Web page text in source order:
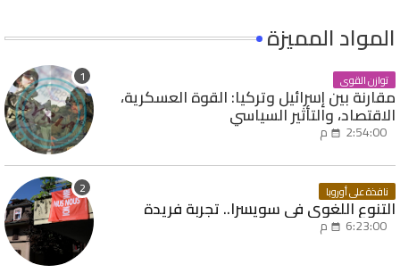
المواد المميزة
توازن القوى
مقارنة بين إسرائيل وتركيا: القوة العسكرية،
الاقتصاد، والتأثير السياسي
2:54:00 م
نافذة على أوروبا
التنوع اللغوي في سويسرا.. تجربة فريدة
6:23:00 م